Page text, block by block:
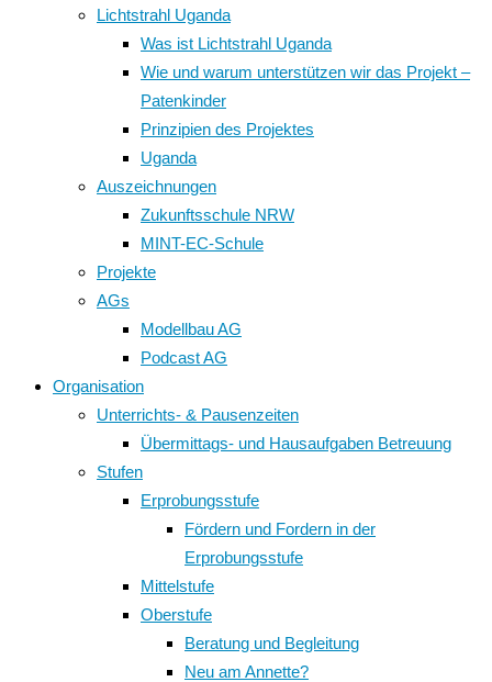
Lichtstrahl Uganda
Was ist Lichtstrahl Uganda
Wie und warum unterstützen wir das Projekt –
Patenkinder
Prinzipien des Projektes
Uganda
Auszeichnungen
Zukunftsschule NRW
MINT-EC-Schule
Projekte
AGs
Modellbau AG
Podcast AG
Organisation
Unterrichts- & Pausenzeiten
Übermittags- und Hausaufgaben Betreuung
Stufen
Erprobungsstufe
Fördern und Fordern in der
Erprobungsstufe
Mittelstufe
Oberstufe
Beratung und Begleitung
Neu am Annette?